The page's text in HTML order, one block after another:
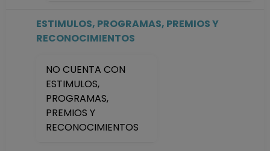
Facultad de
ESTIMULOS, PROGRAMAS, PREMIOS Y
RECONOCIMIENTOS
NO CUENTA CON
ESTIMULOS,
PROGRAMAS,
PREMIOS Y
RECONOCIMIENTOS